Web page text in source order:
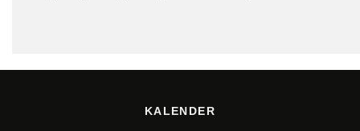
KALENDER